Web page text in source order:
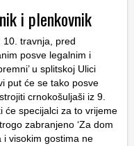
i plenkovnik
10. travnja, pred
posve legalnim i
u splitskoj Ulici
put će se tako posve
crnokošuljaši iz 9.
će specijalci za to vrijeme
zabranjeno ‘Za dom
i visokim gostima ne